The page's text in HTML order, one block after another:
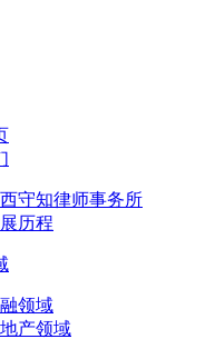
守知律师事务所
历程
领域
产领域